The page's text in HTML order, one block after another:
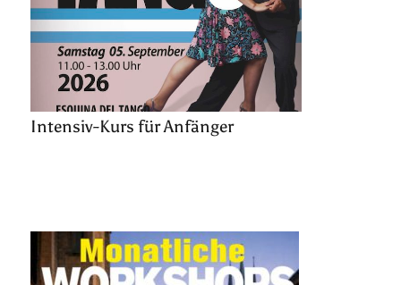
Intensiv-Kurs für Anfänger